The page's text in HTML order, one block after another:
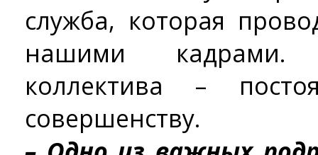
служба, которая
нашими кадрами.
коллектива –
совершенству.